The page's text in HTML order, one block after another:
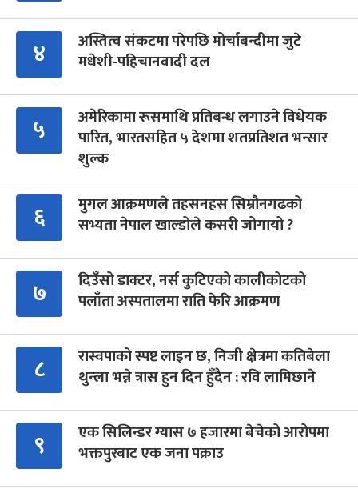
४
अस्तित्व संकटमा परेपछि मोर्चाबन्दीमा जुटे
मधेशी-पहिचानवादी दल
५
अमेरिकामा रूसमाथि प्रतिबन्ध लगाउने विधेयक
पारित, भारतसहित ५ देशमा शतप्रतिशत भन्सार
शुल्क
६
मुगल आक्रमणले तहसनहस सिम्रौनगढको
सभ्यता नेपाल खाल्डोले कसरी जोगायो ?
७
दिउँसो डाक्टर, नर्स कुटिएको कालीकोटको
पलाँता अस्पतालमा राति फेरि आक्रमण
८
रास्वपाको स्पष्ट लाइन छ, निजी क्षेत्रमा कतिबेला
थुन्ला भन्ने त्रास हुन दिन हुँदैन : रवि लामिछाने
९
एक सिलिन्डर ग्यास ७ हजारमा बेचेको आरोपमा
भक्तपुरबाट एक जना पक्राउ